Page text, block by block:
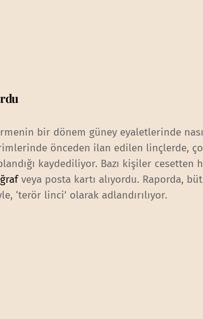
bir dönem güney eyaletlerinde
önceden ilan edilen linçlerde,
kaydediliyor. Bazı kişiler cesetten
veya posta kartı alıyordu. Raporda,
‘terör linci’ olarak adlandırılıyor.